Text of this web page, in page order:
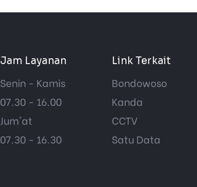
Jam Layanan
Senin - Kamis
07.30 - 16.00
Jum'at
07.30 - 16.30
Link Terkait
Bondowoso
Kanda
CCTV
Satu Data